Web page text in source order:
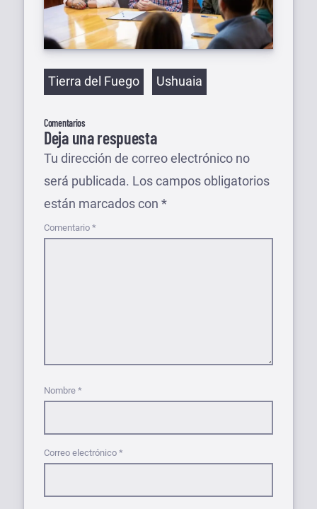
Etiquetas
Tierra del Fuego Ushuaia
Comentarios
Deja una respuesta
Tu dirección de correo electrónico no
será publicada. Los campos obligatorios
están marcados con *
Comentario *
Nombre *
Correo electrónico *